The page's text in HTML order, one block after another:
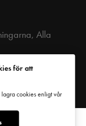
Alla
för att
cookies enligt vår